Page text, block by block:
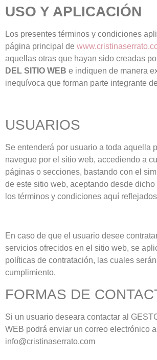
USO Y APLICACIÓN
Los presentes términos y condiciones
página principal de
aquellas otras que hayan sido creadas
DEL SITIO WEB e indiquen de manera
inequívoca que forman parte integrante
USUARIOS
Se entenderá por usuario a toda aquella
navegue por el sitio web, accediendo a
páginas o secciones, bastando con el
de este sitio web, aceptando desde dicho
los términos y condiciones aquí
En caso de que el usuario desee
servicios ofrecidos en el sitio web, se
políticas de contratación, las cuales
cumplimiento.
FORMAS DE
Si un usuario deseara contactar al
WEB podrá enviar un correo electrónico
info@cristinaserrato.com